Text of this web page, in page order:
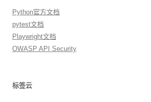
Python官方文档
pytest文档
Playwright文档
OWASP API Security
标签云